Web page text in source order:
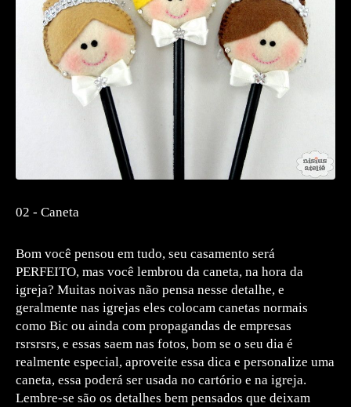
02 - Caneta
Bom você pensou em tudo, seu casamento será
PERFEITO, mas você lembrou da caneta, na hora da
igreja? Muitas noivas não pensa nesse detalhe, e
geralmente nas igrejas eles colocam canetas normais
como Bic ou ainda com propagandas de empresas
rsrsrsrs, e essas saem nas fotos, bom se o seu dia é
realmente especial, aproveite essa dica e personalize uma
caneta, essa poderá ser usada no cartório e na igreja.
Lembre-se são os detalhes bem pensados que deixam